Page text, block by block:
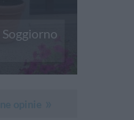
Soggiorno